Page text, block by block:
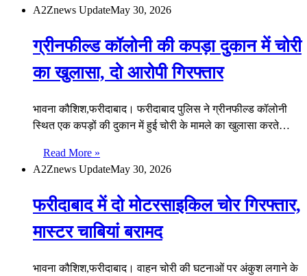
A2Znews UpdateMay 30, 2026
ग्रीनफील्ड कॉलोनी की कपड़ा दुकान में चोरी
का खुलासा, दो आरोपी गिरफ्तार
भावना कौशिश,फरीदाबाद। फरीदाबाद पुलिस ने ग्रीनफील्ड कॉलोनी
स्थित एक कपड़ों की दुकान में हुई चोरी के मामले का खुलासा करते…
Read More »
A2Znews UpdateMay 30, 2026
फरीदाबाद में दो मोटरसाइकिल चोर गिरफ्तार,
मास्टर चाबियां बरामद
भावना कौशिश,फरीदाबाद। वाहन चोरी की घटनाओं पर अंकुश लगाने के